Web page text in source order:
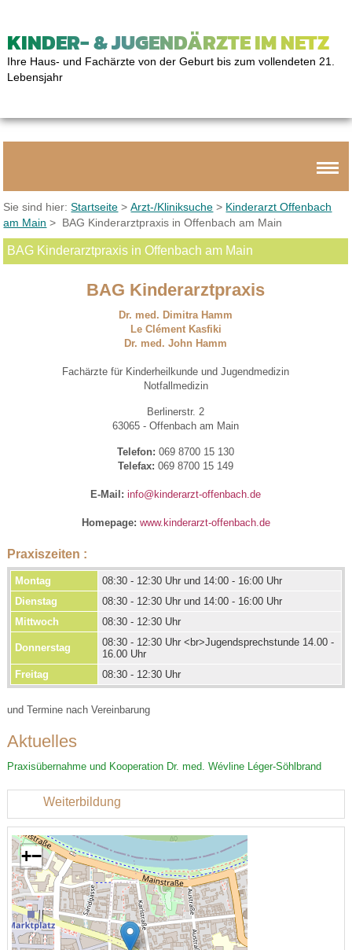
KINDER- & JUGENDÄRZTE IM NETZ
Ihre Haus- und Fachärzte von der Geburt bis zum vollendeten 21.
Lebensjahr
Sie sind hier:Startseite >Arzt-/Kliniksuche > Kinderarzt Offenbach
am Main > BAG Kinderarztpraxis in Offenbach am Main
BAG Kinderarztpraxis in Offenbach am Main
BAG Kinderarztpraxis
Dr. med. Dimitra Hamm
Le Clément Kasfiki
Dr. med. John Hamm
Fachärzte für Kinderheilkunde und Jugendmedizin
Notfallmedizin
Berlinerstr. 2
63065 - Offenbach am Main
Telefon: 069 8700 15 130
Telefax: 069 8700 15 149
E-Mail: info@kinderarzt-offenbach.de
Homepage: www.kinderarzt-offenbach.de
Praxiszeiten :
Montag
08:30 - 12:30 Uhr und 14:00 - 16:00 Uhr
Dienstag
08:30 - 12:30 Uhr und 14:00 - 16:00 Uhr
Mittwoch
08:30 - 12:30 Uhr
Donnerstag
08:30 - 12:30 Uhr <br>Jugendsprechstunde 14.00 -
16.00 Uhr
Freitag
08:30 - 12:30 Uhr
und Termine nach Vereinbarung
Aktuelles
Praxisübernahme und Kooperation Dr. med. Wévline Léger-Söhlbrand
Weiterbildung
+−